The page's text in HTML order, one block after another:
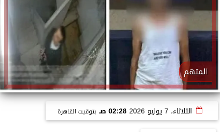
المتهم
الثلاثاء، 7 يوليو 2026 02:28 صـ بتوقيت القاهرة